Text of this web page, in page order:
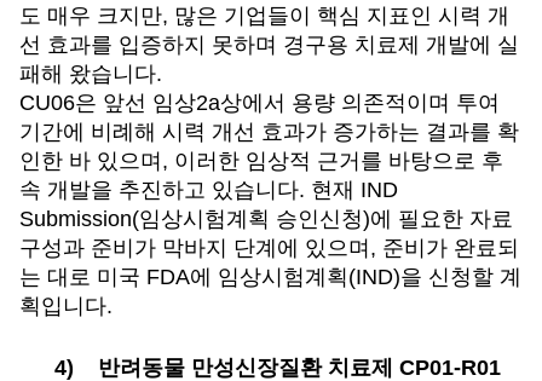
도 매우 크지만, 많은 기업들이 핵심 지표인 시력 개
선 효과를 입증하지 못하며 경구용 치료제 개발에 실
패해 왔습니다.
CU06은 앞선 임상2a상에서 용량 의존적이며 투여
기간에 비례해 시력 개선 효과가 증가하는 결과를 확
인한 바 있으며, 이러한 임상적 근거를 바탕으로 후
속 개발을 추진하고 있습니다. 현재 IND
Submission(임상시험계획 승인신청)에 필요한 자료
구성과 준비가 막바지 단계에 있으며, 준비가 완료되
는 대로 미국 FDA에 임상시험계획(IND)을 신청할 계
획입니다.
4)
반려동물 만성신장질환 치료제 CP01-R01